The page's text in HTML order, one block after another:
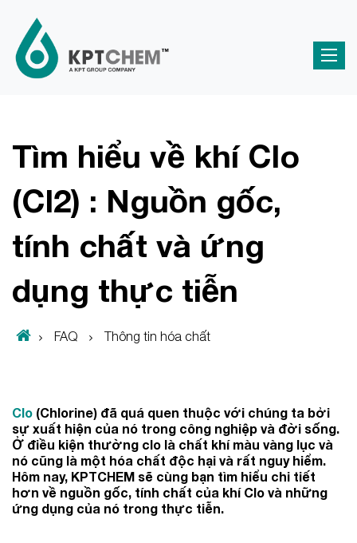
Tìm hiểu về khí Clo
(Cl2) : Nguồn gốc,
tính chất và ứng
dụng thực tiễn
FAQ Thông tin hóa chất
Clo (Chlorine) đã quá quen thuộc với chúng ta bởi
sự xuất hiện của nó trong công nghiệp và đời sống.
Ở điều kiện thường clo là chất khí màu vàng lục và
nó cũng là một hóa chất độc hại và rất nguy hiểm.
Hôm nay, KPTCHEM sẽ cùng bạn tìm hiểu chi tiết
hơn về nguồn gốc, tính chất của khí Clo và những
ứng dụng của nó trong thực tiễn.